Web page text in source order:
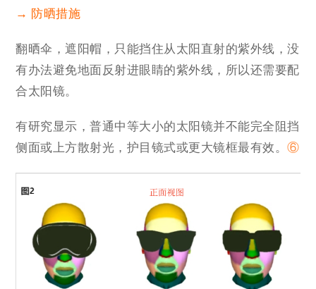
→ 防晒措施
翻晒伞，遮阳帽，只能挡住从太阳直射的紫外线，没
有办法避免地面反射进眼睛的紫外线，所以还需要配
合太阳镜。
有研究显示，普通中等大小的太阳镜并不能完全阻挡
侧面或上方散射光，护目镜式或更大镜框最有效。⑥